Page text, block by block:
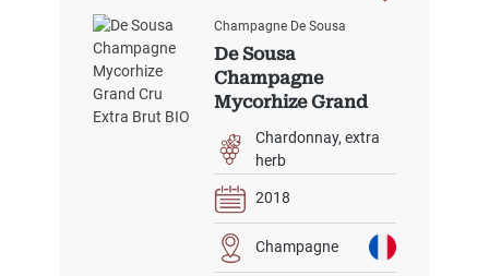
Champagne De Sousa
De Sousa
Champagne
Mycorhize Grand
Chardonnay extra
herb
2018
Champagne